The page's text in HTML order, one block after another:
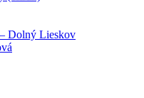
Dolný Lieskov